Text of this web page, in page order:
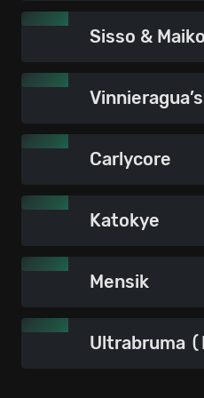
Sisso & Maiko
Carlycore
Katokye
Mensik
Ultrabruma